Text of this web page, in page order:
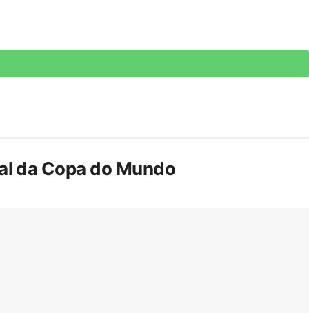
da Copa do Mundo